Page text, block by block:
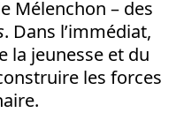
Mélenchon – des
. Dans l’immédiat,
la jeunesse et du
les forces